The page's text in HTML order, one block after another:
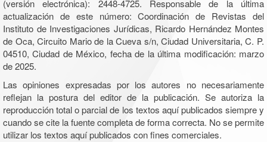
(versión electrónica): 2448-4725. Responsable de la última
actualización de este número: Coordinación de Revistas del
Instituto de Investigaciones Jurídicas, Ricardo Hernández Montes
de Oca, Circuito Mario de la Cueva s/n, Ciudad Universitaria, C. P.
04510, Ciudad de México, fecha de la última modificación: marzo
de 2025.
Las opiniones expresadas por los autores no necesariamente
reflejan la postura del editor de la publicación. Se autoriza la
reproducción total o parcial de los textos aquí publicados siempre y
cuando se cite la fuente completa de forma correcta. No se permite
utilizar los textos aquí publicados con fines comerciales.